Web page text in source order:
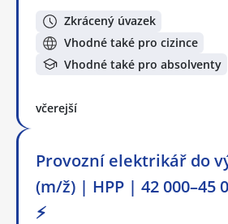
Zkrácený úvazek
Vhodné také pro cizince
Vhodné také pro absolventy
včerejší
Provozní elektrikář do
(m/ž) | HPP | 42 000–45
⚡